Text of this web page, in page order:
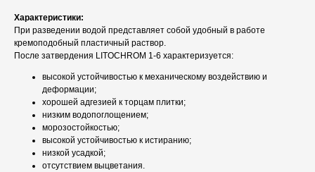
Характеристики:
При разведении водой представляет собой удобный в работе
кремоподобный пластичный раствор.
После затвердения LITOCHROM 1-6 характеризуется:
высокой устойчивостью к механическому воздействию и
деформации;
хорошей адгезией к торцам плитки;
низким водопоглощением;
морозостойкостью;
высокой устойчивостью к истиранию;
низкой усадкой;
отсутствием выцветания.